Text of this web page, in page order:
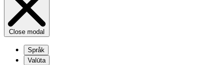
Close modal
Språk
Valūta